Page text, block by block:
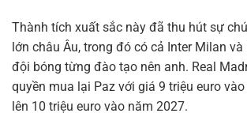
Thành tích xuất sắc này đã thu hút sự
lớn châu Âu, trong đó có cả Inter Milan
đội bóng từng đào tạo nên anh. Real
quyền mua lại Paz với giá 9 triệu euro
lên 10 triệu euro vào năm 2027.